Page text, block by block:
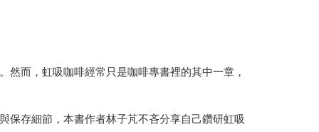
而，虹吸咖啡經常只是咖啡專書裡的其中一章，
保存細節，本書作者林子芃不吝分享自己鑽研虹吸